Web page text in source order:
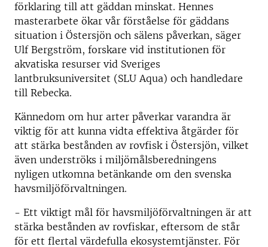
förklaring till att gäddan minskat. Hennes
masterarbete ökar vår förståelse för gäddans
situation i Östersjön och sälens påverkan, säger
Ulf Bergström, forskare vid institutionen för
akvatiska resurser vid Sveriges
lantbruksuniversitet (SLU Aqua) och handledare
till Rebecka.
Kännedom om hur arter påverkar varandra är
viktig för att kunna vidta effektiva åtgärder för
att stärka bestånden av rovfisk i Östersjön, vilket
även underströks i miljömålsberedningens
nyligen utkomna betänkande om den svenska
havsmiljöförvaltningen.
- Ett viktigt mål för havsmiljöförvaltningen är att
stärka bestånden av rovfiskar, eftersom de står
för ett flertal värdefulla ekosystemtjänster. För